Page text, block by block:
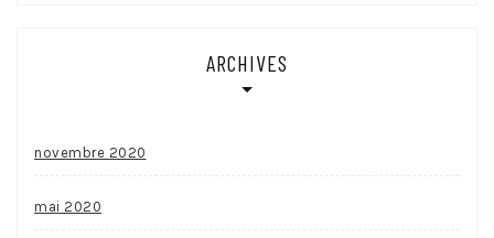
ARCHIVES
novembre 2020
mai 2020